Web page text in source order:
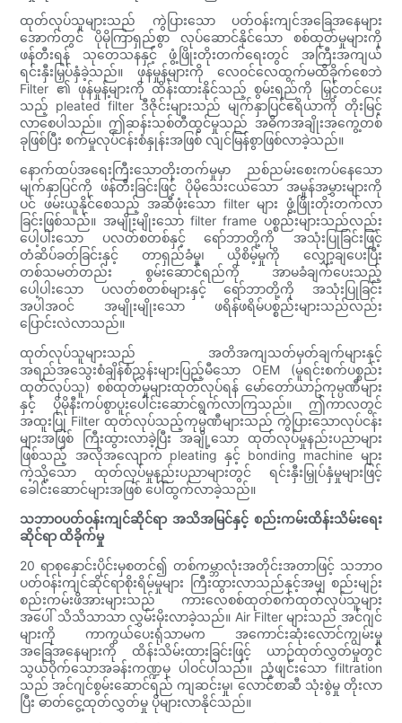
ထုတ်လုပ်သူများသည် ကွဲပြားသော ပတ်ဝန်းကျင်အခြေအနေများ
အောက်တွင် ပိုမိုကြာရှည်စွာ လုပ်ဆောင်နိုင်သော စစ်ထုတ်မှုများကို
ဖန်တီးရန် သုတေသနနှင့် ဖွံ့ဖြိုးတိုးတက်ရေးတွင် အကြီးအကျယ်
ရင်းနှီးမြှပ်နှံခဲ့သည်။ ဖုန်မှုန့်များကို လေ၀င်လေထွက်မထိခိုက်စေဘဲ
Filter ၏ ဖုန်မှုန့်များကို ထိန်းထားနိုင်သည့် စွမ်းရည်ကို မြှင့်တင်ပေး
သည့် pleated filter ဒီဇိုင်းများသည် မျက်နှာပြင်ဧရိယာကို တိုးမြင့်
လာစေပါသည်။ ဤဆန်းသစ်တီထွင်မှုသည် အဓိကအချိုးအကွေ့တစ်
ခုဖြစ်ပြီး စက်မှုလုပ်ငန်းစံနှုန်းအဖြစ် လျင်မြန်စွာဖြစ်လာခဲ့သည်။
နောက်ထပ်အရေးကြီးသောတိုးတက်မှုမှာ ညစ်ညမ်းစေးကပ်နေသော
မျက်နှာပြင်ကို ဖန်တီးခြင်းဖြင့် ပိုမိုသေးငယ်သော အမှုန်အမွှားများကို
ပင် ဖမ်းယူနိုင်စေသည့် အဆီဖုံးသော filter များ ဖွံ့ဖြိုးတိုးတက်လာ
ခြင်းဖြစ်သည်။ အမျိုးမျိုးသော filter frame ပစ္စည်းများသည်လည်း
ပေါ့ပါးသော ပလတ်စတစ်နှင့် ရော်ဘာတို့ကို အသုံးပြုခြင်းဖြင့်
တံဆိပ်ခတ်ခြင်းနှင့် တာရှည်ခံမှု၊ ယိုစိမ့်မှုကို လျှော့ချပေးပြီး
တစ်သမတ်တည်း စွမ်းဆောင်ရည်ကို အာမခံချက်ပေးသည့်
ပေါ့ပါးသော ပလတ်စတစ်များနှင့် ရော်ဘာတို့ကို အသုံးပြုခြင်း
အပါအဝင် အမျိုးမျိုးသော ဖရိန်ဖရိမ်ပစ္စည်းများသည်လည်း
ပြောင်းလဲလာသည်။
ထုတ်လုပ်သူများသည် အတိအကျသတ်မှတ်ချက်များနှင့်
အရည်အသွေးစံချိန်စံညွှန်းများပြည့်မီသော OEM (မူရင်းစက်ပစ္စည်း
ထုတ်လုပ်သူ) စစ်ထုတ်မှုများထုတ်လုပ်ရန် မော်တော်ယာဥ်ကုမ္ပဏီများ
နှင့် ပိုမိုနီးကပ်စွာပူးပေါင်းဆောင်ရွက်လာကြသည်။ ဤကာလတွင်
အထူးပြု Filter ထုတ်လုပ်သည့်ကုမ္ပဏီများသည် ကွဲပြားသောလုပ်ငန်း
များအဖြစ် ကြီးထွားလာခဲ့ပြီး အချို့သော ထုတ်လုပ်မှုနည်းပညာများ
ဖြစ်သည့် အလိုအလျောက် pleating နှင့် bonding machine များ
ကဲ့သို့သော ထုတ်လုပ်မှုနည်းပညာများတွင် ရင်းနှီးမြှုပ်နှံမှုများဖြင့်
ခေါင်းဆောင်များအဖြစ် ပေါ်ထွက်လာခဲ့သည်။
သဘာဝပတ်ဝန်းကျင်ဆိုင်ရာ အသိအမြင်နှင့် စည်းကမ်းထိန်းသိမ်းရေး
ဆိုင်ရာ ထိခိုက်မှု
20 ရာစုနှောင်းပိုင်းမှစတင်၍ တစ်ကမ္ဘာလုံးအတိုင်းအတာဖြင့် သဘာဝ
ပတ်ဝန်းကျင်ဆိုင်ရာစိုးရိမ်မှုများ ကြီးထွားလာသည်နှင့်အမျှ စည်းမျဉ်း
စည်းကမ်းဖိအားများသည် ကားလေစစ်ထုတ်စက်ထုတ်လုပ်သူများ
အပေါ် သိသိသာသာ လွှမ်းမိုးလာခဲ့သည်။ Air Filter များသည် အင်ဂျင်
များကို ကာကွယ်ပေးရုံသာမက အကောင်းဆုံးလောင်ကျွမ်းမှု
အခြေအနေများကို ထိန်းသိမ်းထားခြင်းဖြင့် ယာဉ်ထုတ်လွှတ်မှုတွင်
သွယ်ဝိုက်သောအခန်းကဏ္ဍမှ ပါဝင်ပါသည်။ ညံ့ဖျင်းသော filtration
သည် အင်ဂျင်စွမ်းဆောင်ရည် ကျဆင်းမှု၊ လောင်စာဆီ သုံးစွဲမှု တိုးလာ
ပြီး ဓာတ်ငွေ့ထုတ်လွှတ်မှု ပိုများလာနိုင်သည်။